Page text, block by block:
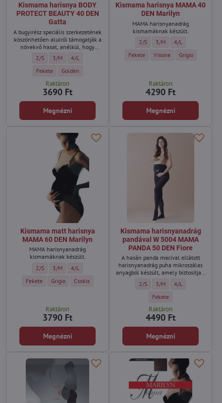
Kismama harisnya BODY
PROTECT BEAUTY 40 DEN
Gatta
A bugyirész speciális szerkezetének
köszönhetően alulról támogatják a
növekvő hasat, anélkül, hogy
Kismama harisnya BODY PROTECT BEAUTY 40 DEN Gatta - Méret:
2/S Kismama harisnya BODY PROTECT BEAUTY 40 DEN Gatta - Méret:
3/M Kismama harisnya BODY PROTECT BEAUTY 40 DEN Gatta -
4/L
Kismama harisnya BODY PROTECT BEAUTY 40 DEN Gatta - Szín:
Fekete Kismama harisnya BODY PROTECT BEAUTY 40 DEN Gatta - Szín:
Golden
Raktáron
3690 Ft
Megnézni
Kismama harisnya MAMA 40
DEN Marilyn
MAMA harisnyanadrág
kismamáknak készült.
Kismama harisnya MAMA 40
2/S Kismama harisnya
3/M Kismama harisnya
4/L
Kismama harisnya MAMA 40 DEN
Fekete Kismama harisnya MAMA
Visone Kismama
Grigio
Raktáron
4290 Ft
Megnézni
Kismama matt harisnya
MAMA 60 DEN Marilyn
MAMA harisnyanadrág
kismamáknak készült.
Kismama matt harisnya MAMA 60 DEN Marilyn - Méret:
2/S Kismama matt harisnya MAMA 60 DEN Marilyn - Méret:
3/M Kismama matt harisnya MAMA 60 DEN Marilyn - Méret:
4/L
Kismama matt harisnya MAMA 60 DEN Marilyn - Szín:
Fekete Kismama matt harisnya MAMA 60 DEN Marilyn - Szín:
Grigio Kismama matt harisnya MAMA 60 DEN Marilyn - Szín:
Csokis
Raktáron
3790 Ft
Megnézni
Kismama harisnyanadrág
pandával W 5004 MAMA
PANDA 50 DEN Fiore
A hasán panda macival ellátott
harisnyanadrág puha mikroszálas
anyagból készült, amely biztosítja a
alkalmazkodást a testhez a
terhesség alatt.
Kismama harisnyanadrág
2/S Kismama harisnyanadrág
3/M Kismama
4/L
Kismama harisnyanadrág
Fekete
Raktáron
4490 Ft
Megnézni